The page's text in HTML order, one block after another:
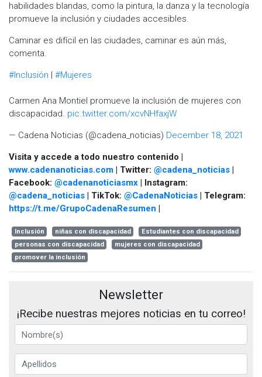
habilidades blandas, como la pintura, la danza y la tecnología
promueve la inclusión y ciudades accesibles.
Caminar es difícil en las ciudades, caminar es aún más,
comenta.
#Inclusión | #Mujeres
Carmen Ana Montiel promueve la inclusión de mujeres con
discapacidad. pic.twitter.com/xcvNHfaxjW
— Cadena Noticias (@cadena_noticias) December 18, 2021
Visita y accede a todo nuestro contenido |
www.cadenanoticias.com | Twitter: @cadena_noticias |
Facebook: @cadenanoticiasmx | Instagram:
@cadena_noticias | TikTok: @CadenaNoticias | Telegram:
https://t.me/GrupoCadenaResumen |
Inclusión niñas con discapacidad
Estudiantes con discapacidad
personas con discapacidad
mujeres con discapacidad
promover la inclusión
Newsletter
¡Recibe nuestras mejores noticias en tu correo!